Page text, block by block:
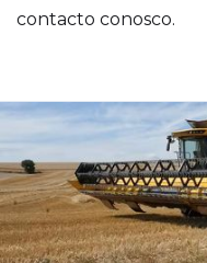
contacto conosco.